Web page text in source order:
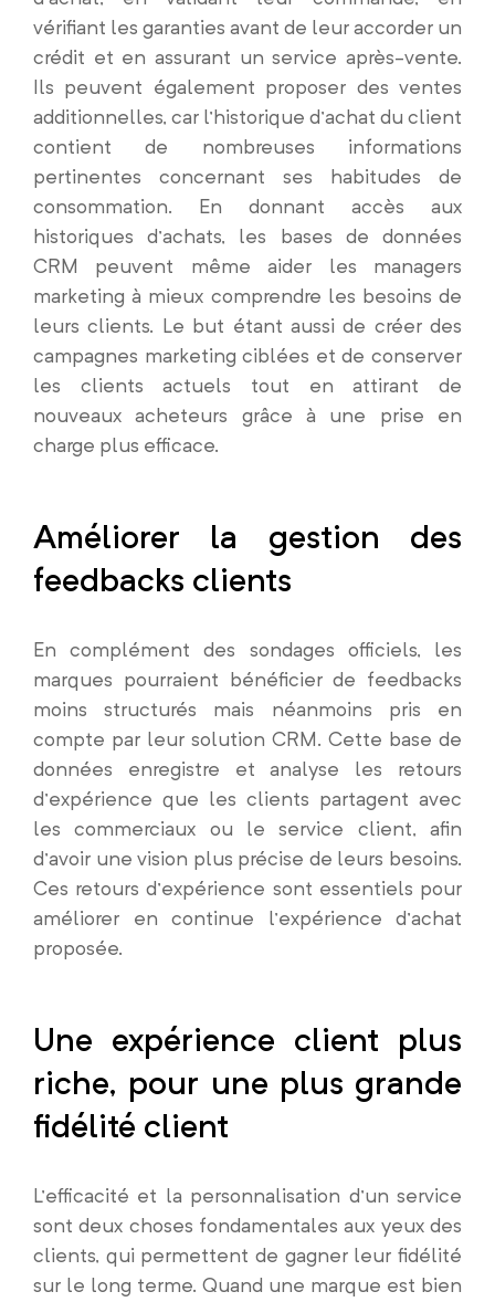
vérifiant les garanties avant de leur accorder un
crédit et en assurant un service après-vente.
Ils peuvent également proposer des ventes
additionnelles, car l’historique d’achat du client
contient de nombreuses informations
pertinentes concernant ses habitudes de
consommation. En donnant accès aux
historiques d’achats, les bases de données
CRM peuvent même aider les managers
marketing à mieux comprendre les besoins de
leurs clients. Le but étant aussi de créer des
campagnes marketing ciblées et de conserver
les clients actuels tout en attirant de
nouveaux acheteurs grâce à une prise en
charge plus efficace.
Améliorer la gestion des
feedbacks clients
En complément des sondages officiels, les
marques pourraient bénéficier de feedbacks
moins structurés mais néanmoins pris en
compte par leur solution CRM. Cette base de
données enregistre et analyse les retours
d’expérience que les clients partagent avec
les commerciaux ou le service client, afin
d’avoir une vision plus précise de leurs besoins.
Ces retours d’expérience sont essentiels pour
améliorer en continue l’expérience d’achat
proposée.
Une expérience client plus
riche, pour une plus grande
fidélité client
L’efficacité et la personnalisation d’un service
sont deux choses fondamentales aux yeux des
clients, qui permettent de gagner leur fidélité
sur le long terme. Quand une marque est bien